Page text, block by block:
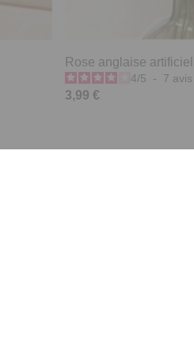
Rose anglaise
4/5 - 7 avis
3,99 €